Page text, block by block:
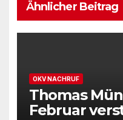
Ähnlicher Beitrag
OKV NACHRUF
Thomas
Februar